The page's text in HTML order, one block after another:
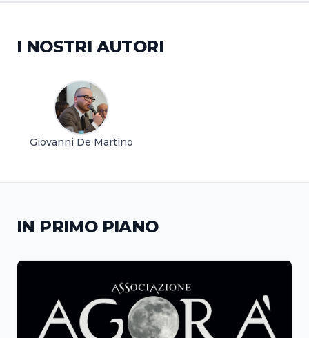
I NOSTRI AUTORI
Giovanni De Martino
IN PRIMO PIANO